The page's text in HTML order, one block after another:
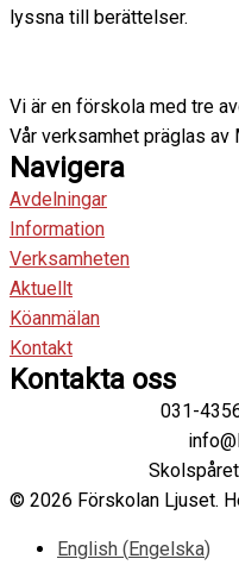
lyssna till berättelser.
Vi är en förskola med tre
Vår verksamhet präglas
Navigera
Avdelningar
Information
Verksamheten
Aktuellt
Köanmälan
Kontakt
Kontakta oss
031-
© 2026 Förskolan Ljuset.
English (Engelska)